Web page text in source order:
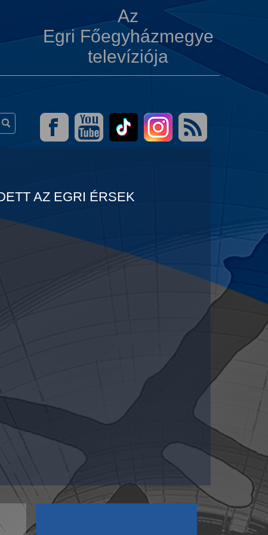
Az
Egri Főegyházmegye
televíziója
AZ EGRI ÉRSEK